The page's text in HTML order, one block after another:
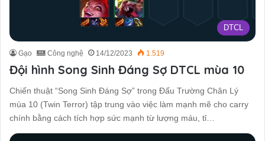
DTCL
Gạo Công nghệ 14/12/2023 1.519
Đội hình Song Sinh Đáng Sợ DTCL mùa 10
Chiến thuật “Song Sinh Đáng Sợ” trong Đấu Trường Chân Lý
mùa 10 (Twin Terror) tập trung vào việc làm mạnh mẽ cho carry
chính bằng cách tích hợp sức mạnh từ lượng máu, tỉ…